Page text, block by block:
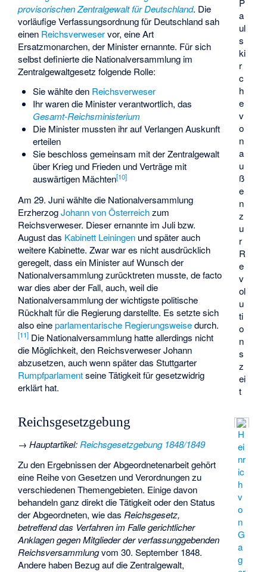
P
a
ul
s
ki
r
c
h
e
v
o
n
a
u
ß
e
n
z
u
r
R
e
v
ol
u
ti
o
n
s
z
ei
t
H
ei
nr
ic
h
v
o
n
G
a
g
provisorischen Zentralgewalt für Deutschland. Die
vorläufige Verfassungsordnung für Deutschland sah
einen Reichsverweservor, eine Art
Ersatzmonarchen, der Minister ernannte. Für sich
selbst definierte die Nationalversammlung im
Zentralgewaltgesetz folgende Rolle:
Sie wählte den Reichsverweser
Ihr waren die Minister verantwortlich, das
Gesamt-Reichsministerium
Die Minister mussten ihr auf Verlangen Auskunft
erteilen
Sie beschloss gemeinsam mit der Zentralgewalt
über Krieg und Frieden und Verträge mit
auswärtigen Mächten[10]
Am 29. Juni wählte die Nationalversammlung
ErzherzogJohann von Österreichzum
Reichsverweser. Dieser ernannte im Juli bzw.
August das Kabinett Leiningen und später auch
weitere Kabinette. Zwar war es nicht ausdrücklich
geregelt, dass ein Minister auf Wunsch der
Nationalversammlung zurücktreten musste, de facto
war dies aber der Fall, auch, weil die
Nationalversammlung der wichtigste politische
Rückhalt für die Regierung darstellte. Es setzte sich
also eineparlamentarische Regierungsweisedurch.
[11] Die Nationalversammlung hatte allerdings nicht
die Möglichkeit, den Reichsverweser Johann
abzusetzen, auch wenn später das Stuttgarter
Rumpfparlamentseine Tätigkeit für gesetzwidrig
erklärt hat.
Reichsgesetzgebung
→Hauptartikel: Reichsgesetzgebung 1848/1849
Zu den Ergebnissen der Abgeordnetenarbeit gehört
eine Reihe von Gesetzen und Verordnungen zu
verschiedenen Themengebieten. Einige davon
behandeln ganz direkt die Tätigkeit oder den Status
der Abgeordneten, wie dasReichsgesetz,
betreffend das Verfahren im Falle gerichtlicher
Anklagen gegen Mitglieder der verfassunggebenden
Reichsversammlungvom 30. September 1848.
Andere haben Bezug auf die Zentralgewalt,